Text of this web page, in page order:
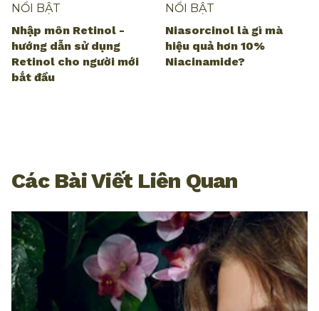
NỔI BẬT
Nhập môn Retinol -
hướng dẫn sử dụng
Retinol cho người mới
bắt đầu
NỔI BẬT
Niasorcinol là gì mà
hiệu quả hơn 10%
Niacinamide?
Các Bài Viết Liên Quan